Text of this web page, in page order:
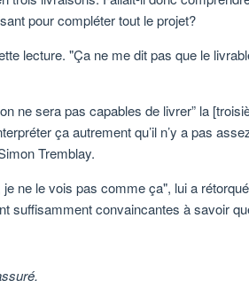
pour compléter tout le projet?
lecture. Ça ne me dit pas que le
ne sera pas capables de livrer” la
ça autrement qu’il n’y a pas
Tremblay.
ne le vois pas comme ça , lui a
suffisamment convaincantes à savoir